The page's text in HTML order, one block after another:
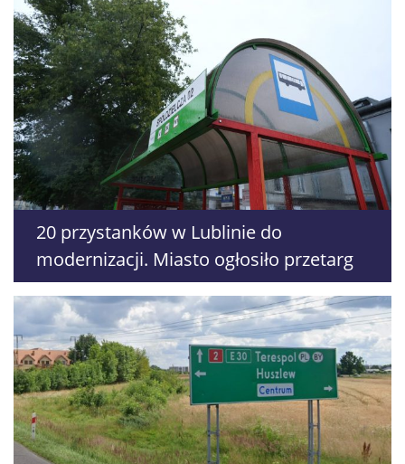
20 przystanków w Lublinie do
modernizacji. Miasto ogłosiło przetarg